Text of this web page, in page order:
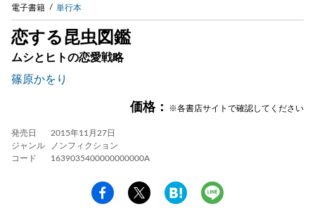
電子書籍 単行本
恋する昆虫図鑑
ムシとヒトの恋愛戦略
篠原かをり
価格： ※各書店サイトで確認してください
発売日
2015年11月27日
ジャンル
ノンフィクション
コード
1639035400000000000A